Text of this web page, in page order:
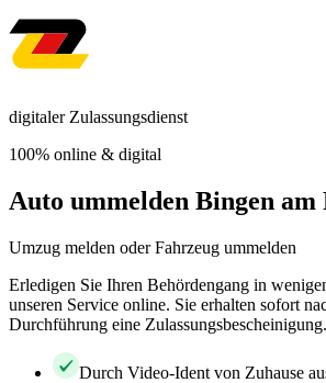
digitaler Zulassungsdienst
100% online & digital
Auto ummelden Bingen am
Umzug melden oder Fahrzeug ummelden
Erledigen Sie Ihren Behördengang in
unseren Service online. Sie erhalten sofort
Durchführung eine Zulassungsbescheinigung.
Durch Video-Ident von Zuhause